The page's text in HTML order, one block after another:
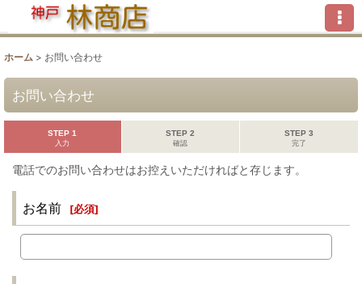
ホーム > お問い合わせ
お問い合わせ
STEP 1
入力
STEP 2
確認
STEP 3
完了
電話でのお問い合わせはお控えいただければと存じます。
お名前 [必須]